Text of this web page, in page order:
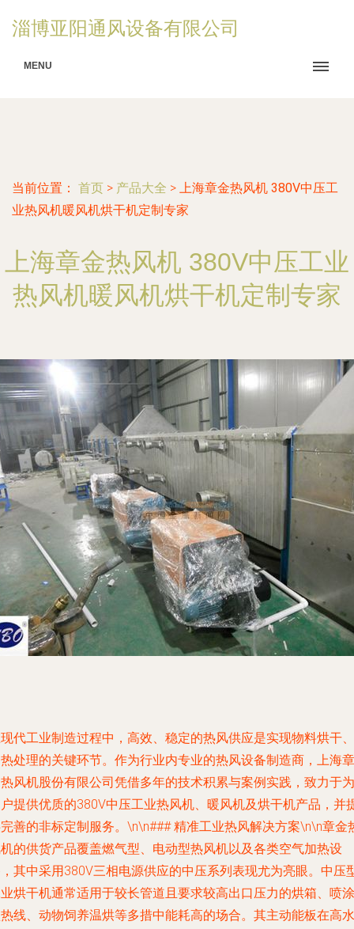
淄博亚阳通风设备有限公司
MENU
当前位置： 首页 > 产品大全 > 上海章金热风机 380V中压工
业热风机暖风机烘干机定制专家
上海章金热风机 380V中压工业
热风机暖风机烘干机定制专家
代工业制造过程中，高效、稳定的热风供应是实现物料烘干、
处理的关键环节。作为行业内专业的热风设备制造商，上海章
风机股份有限公司凭借多年的技术积累与案例实践，致力于为
提供优质的380V中压工业热风机、暖风机及烘干机产品，并
善的非标定制服务。\n\n### 精准工业热风解决方案\n\n章金
的供货产品覆盖燃气型、电动型热风机以及各类空气加热设
其中采用380V三相电源供应的中压系列表现尤为亮眼。中压
烘干机通常适用于较长管道且要求较高出口压力的烘箱、喷涂
线、动物饲养温烘等多措中能耗高的场合。其主动能板在高水